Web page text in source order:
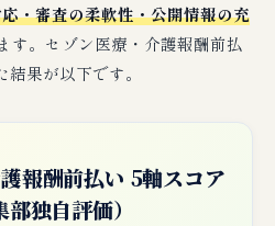
・審査の柔軟性・公開情報の充
す。セゾン医療・介護報酬前払
果が以下です。
報酬前払い 5軸スコア
部独自評価）